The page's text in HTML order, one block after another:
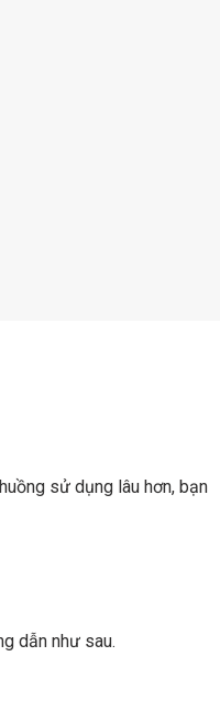
sử dụng lâu hơn, bạn
dẫn như sau.